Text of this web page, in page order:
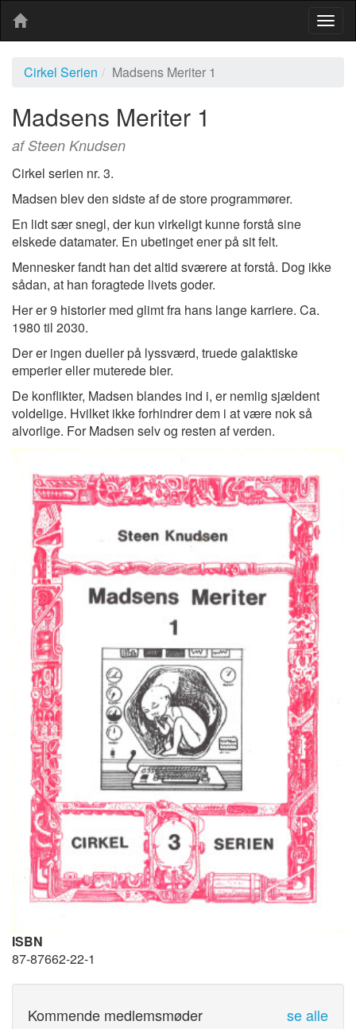
Cirkel Serien
Madsens Meriter 1
Madsens Meriter 1
af Steen Knudsen
Cirkel serien nr. 3.
Madsen blev den sidste af de store programmører.
En lidt sær snegl, der kun virkeligt kunne forstå sine
elskede datamater. En ubetinget ener på sit felt.
Mennesker fandt han det altid sværere at forstå. Dog ikke
sådan, at han foragtede livets goder.
Her er 9 historier med glimt fra hans lange karriere. Ca.
1980 til 2030.
Der er ingen dueller på lyssværd, truede galaktiske
emperier eller muterede bier.
De konflikter, Madsen blandes ind i, er nemlig sjældent
voldelige. Hvilket ikke forhindrer dem i at være nok så
alvorlige. For Madsen selv og resten af verden.
ISBN
87-87662-22-1
Kommende medlemsmøder se alle